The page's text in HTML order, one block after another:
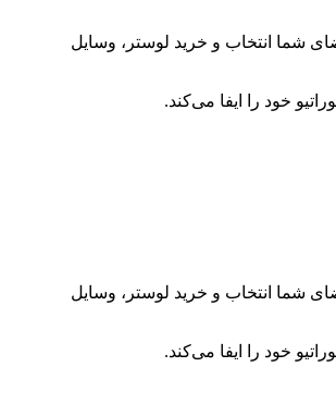
شما انتخاب و خرید لوستر، وسایل
خود را ایفا می‌کند.
شما انتخاب و خرید لوستر، وسایل
خود را ایفا می‌کند.